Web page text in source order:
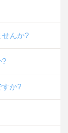
せんか?
?
すか?